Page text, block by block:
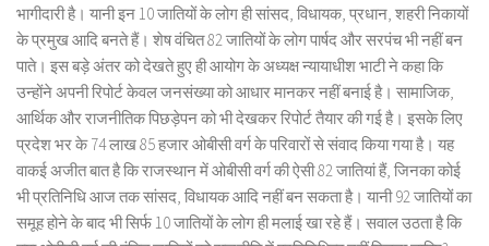
भागीदारी है। यानी इन 10 जातियों के लोग ही सांसद, विधायक, प्रधान, शहरी निकायों
के प्रमुख आदि बनते हैं। शेष वंचित 82 जातियों के लोग पार्षद और सरपंच भी नहीं बन
पाते। इस बड़े अंतर को देखते हुए ही आयोग के अध्यक्ष न्यायाधीश भाटी ने कहा कि
उन्होंने अपनी रिपोर्ट केवल जनसंख्या को आधार मानकर नहीं बनाई है। सामाजिक,
आर्थिक और राजनीतिक पिछड़ेपन को भी देखकर रिपोर्ट तैयार की गई है। इसके लिए
प्रदेश भर के 74 लाख 85 हजार ओबीसी वर्ग के परिवारों से संवाद किया गया है। यह
वाकई अजीत बात है कि राजस्थान में ओबीसी वर्ग की ऐसी 82 जातियां हैं, जिनका कोई
भी प्रतिनिधि आज तक सांसद, विधायक आदि नहीं बन सकता है। यानी 92 जातियों का
समूह होने के बाद भी सिर्फ 10 जातियों के लोग ही मलाई खा रहे हैं। सवाल उठता है कि